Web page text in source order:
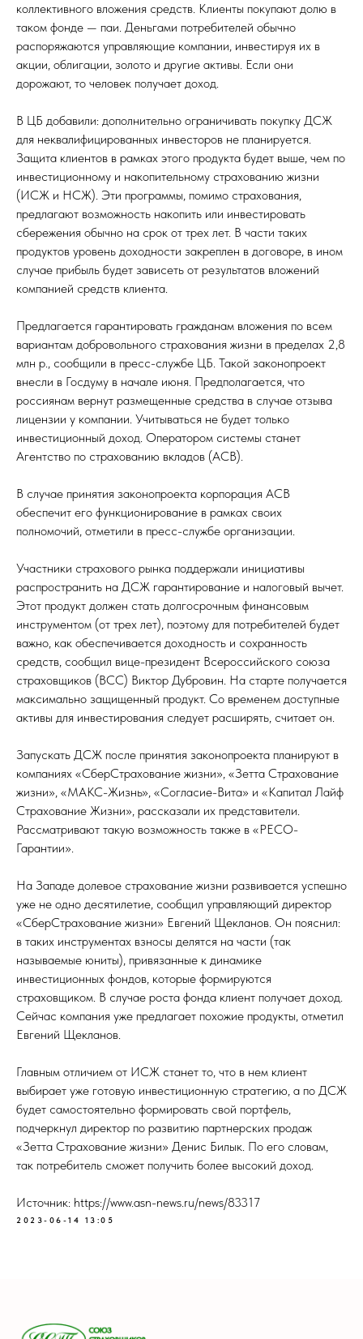
коллективного вложения средств. Клиенты покупают долю в
таком фонде — паи. Деньгами потребителей обычно
распоряжаются управляющие компании, инвестируя их в
акции, облигации, золото и другие активы. Если они
дорожают, то человек получает доход.
В ЦБ добавили: дополнительно ограничивать покупку ДСЖ
для неквалифицированных инвесторов не планируется.
Защита клиентов в рамках этого продукта будет выше, чем по
инвестиционному и накопительному страхованию жизни
(ИСЖ и НСЖ). Эти программы, помимо страхования,
предлагают возможность накопить или инвестировать
сбережения обычно на срок от трех лет. В части таких
продуктов уровень доходности закреплен в договоре, в ином
случае прибыль будет зависеть от результатов вложений
компанией средств клиента.
Предлагается гарантировать гражданам вложения по всем
вариантам добровольного страхования жизни в пределах 2,8
млн р., сообщили в пресс-службе ЦБ. Такой законопроект
внесли в Госдуму в начале июня. Предполагается, что
россиянам вернут размещенные средства в случае отзыва
лицензии у компании. Учитываться не будет только
инвестиционный доход. Оператором системы станет
Агентство по страхованию вкладов (АСВ).
В случае принятия законопроекта корпорация АСВ
обеспечит его функционирование в рамках своих
полномочий, отметили в пресс-службе организации.
Участники страхового рынка поддержали инициативы
распространить на ДСЖ гарантирование и налоговый вычет.
Этот продукт должен стать долгосрочным финансовым
инструментом (от трех лет), поэтому для потребителей будет
важно, как обеспечивается доходность и сохранность
средств, сообщил вице-президент Всероссийского союза
страховщиков (ВСС) Виктор Дубровин. На старте получается
максимально защищенный продукт. Со временем доступные
активы для инвестирования следует расширять, считает он.
Запускать ДСЖ после принятия законопроекта планируют в
компаниях «СберСтрахование жизни», «Зетта Страхование
жизни», «МАКС-Жизнь», «Согласие-Вита» и «Капитал Лайф
Страхование Жизни», рассказали их представители.
Рассматривают такую возможность также в «РЕСО-
Гарантии».
На Западе долевое страхование жизни развивается успешно
уже не одно десятилетие, сообщил управляющий директор
«СберСтрахование жизни» Евгений Щекланов. Он пояснил:
в таких инструментах взносы делятся на части (так
называемые юниты), привязанные к динамике
инвестиционных фондов, которые формируются
страховщиком. В случае роста фонда клиент получает доход.
Сейчас компания уже предлагает похожие продукты, отметил
Евгений Щекланов.
Главным отличием от ИСЖ станет то, что в нем клиент
выбирает уже готовую инвестиционную стратегию, а по ДСЖ
будет самостоятельно формировать свой портфель,
подчеркнул директор по развитию партнерских продаж
«Зетта Страхование жизни» Денис Билык. По его словам,
так потребитель сможет получить более высокий доход.
Источник: https://www.asn-news.ru/news/83317
2023-06-14 13:05